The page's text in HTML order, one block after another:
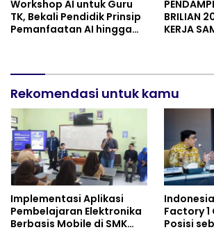
Workshop AI untuk Guru
TK, Bekali Pendidik Prinsip
Pemanfaatan AI hingga
BRILIAN
KERJA
Rekomendasi untuk kamu
Implementasi Aplikasi
Pembelajaran Elektronika
Berbasis Mobile di SMK
Factory 1
Posisi